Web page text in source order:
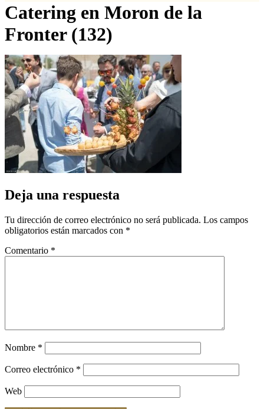
Catering en Moron de la
Fronter (132)
Deja una respuesta
Tu dirección de correo electrónico no será publicada. Los campos
obligatorios están marcados con *
Comentario *
Nombre *
Correo electrónico *
Web